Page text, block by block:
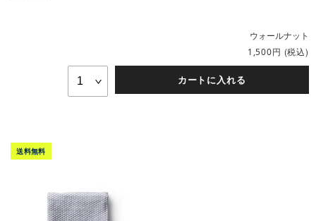
ウォールナット
1,500円 (税込)
カートに入れる